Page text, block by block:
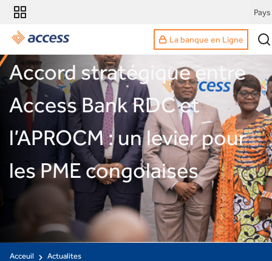
Pays
La banque en Ligne
Accord stratégique entre
Access Bank RDC et
l’APROCM : un levier pour
les PME congolaises
Acceuil
Actualites